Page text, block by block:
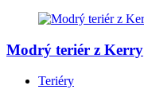
Modrý teriér z Kerry
Teriéry